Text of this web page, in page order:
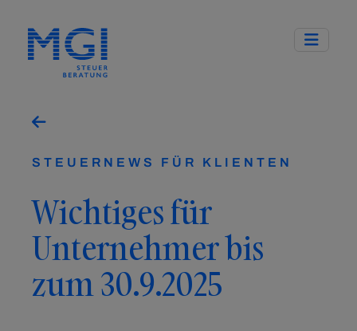
STEUERNEWS FÜR KLIENTEN
Wichtiges für
Unternehmer bis
zum 30.9.2025